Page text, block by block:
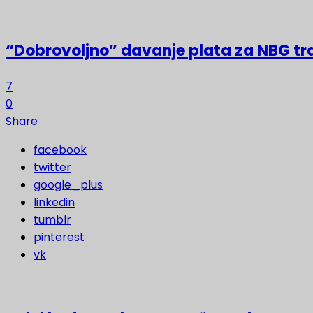
“Dobrovoljno” davanje plata za NBG
7
0
Share
facebook
twitter
google_plus
linkedin
tumblr
pinterest
vk